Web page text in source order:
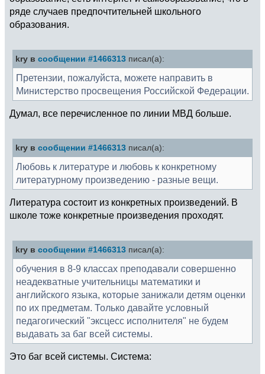
ряде случаев предпочтительней школьного
образования.
kry в сообщении #1466313 писал(а):
Претензии, пожалуйста, можете направить в
Министерство просвещения Российской Федерации.
Думал, все перечисленное по линии МВД больше.
kry в сообщении #1466313 писал(а):
Любовь к литературе и любовь к конкретному
литературному произведению - разные вещи.
Литература состоит из конкретных произведений. В
школе тоже конкретные произведения проходят.
kry в сообщении #1466313 писал(а):
обучения в 8-9 классах преподавали совершенно
неадекватные учительницы математики и
английского языка, которые занижали детям оценки
по их предметам. Только давайте условный
педагогический "эксцесс исполнителя" не будем
выдавать за баг всей системы.
Это баг всей системы. Система: